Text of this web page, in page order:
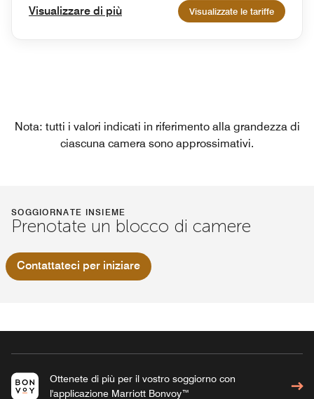
Visualizzare di più Visualizzate le tariffe
Nota: tutti i valori indicati in riferimento alla grandezza di
ciascuna camera sono approssimativi.
SOGGIORNATE INSIEME
Prenotate un blocco di camere
Contattateci per iniziare
Ottenete di più per il vostro soggiorno con
l'applicazione Marriott Bonvoy™